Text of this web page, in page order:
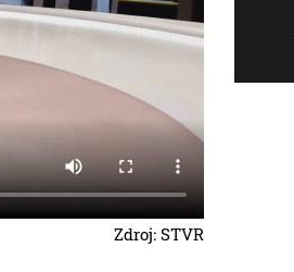
Zdroj: STVR